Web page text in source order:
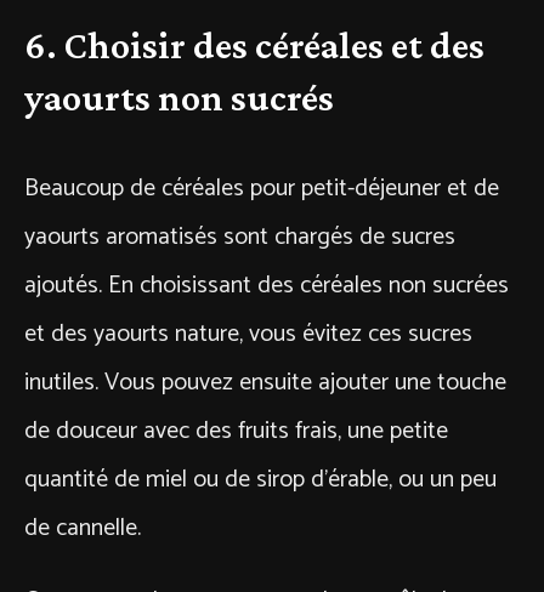
6. Choisir des céréales et des
yaourts non sucrés
Beaucoup de céréales pour petit-déjeuner et de
yaourts aromatisés sont chargés de sucres
ajoutés. En choisissant des céréales non sucrées
et des yaourts nature, vous évitez ces sucres
inutiles. Vous pouvez ensuite ajouter une touche
de douceur avec des fruits frais, une petite
quantité de miel ou de sirop d’érable, ou un peu
de cannelle.